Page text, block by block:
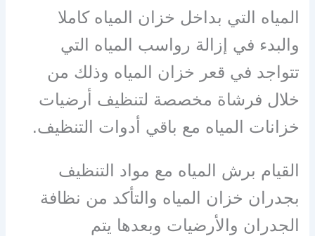
المياه التي بداخل خزان المياه كاملا
والبدء في إزالة رواسب المياه التي
تتواجد في قعر خزان المياه وذلك من
خلال فرشاة مخصصة لتنظيف أرضيات
خزانات المياه مع باقي أدوات التنظيف.
القيام برش المياه مع مواد التنظيف
بجدران خزان المياه والتأكد من نظافة
الجدران والأرضيات وبعدها يتم